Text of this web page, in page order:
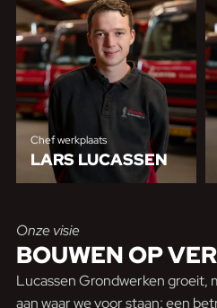
Chef werkplaats
LARS LUCASSEN
Onze visie
BOUWEN OP
Lucassen Grondwerken groeit,
aan waar we voor staan: een